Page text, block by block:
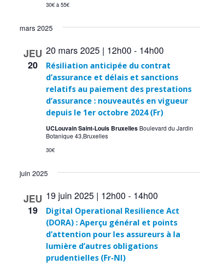
30€ à 55€
mars 2025
JEU
20
Résiliation anticipée du contrat
d’assurance et délais et sanctions
relatifs au paiement des prestations
d’assurance : nouveautés en vigueur
depuis le 1er octobre 2024 (Fr)
20 mars 2025 | 12h00 - 14h00
UCLouvain Saint-Louis Bruxelles Boulevard du Jardin
Botanique 43,Bruxelles
30€
juin 2025
JEU
19
Digital Operational Resilience Act
(DORA) : Aperçu général et points
d’attention pour les assureurs à la
lumière d’autres obligations
prudentielles (Fr-Nl)
19 juin 2025 | 12h00 - 14h00